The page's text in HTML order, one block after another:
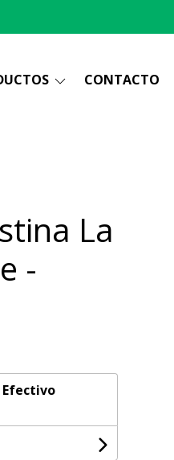
CONTACTO
La
-
Efectivo